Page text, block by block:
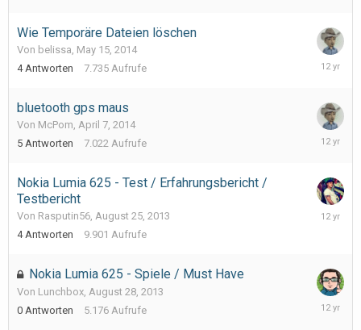
Wie Temporäre Dateien löschen
Von belissa, May 15, 2014
4 Antworten 7.735 Aufrufe
May
bluetooth gps maus
Von McPom, April 7, 2014
5 Antworten 7.022 Aufrufe
April
Nokia Lumia 625 - Test / Erfahrungsbericht /
Testbericht
Von Rasputin56, August 25, 2013
4 Antworten 9.901 Aufrufe
Nokia Lumia 625 - Spiele / Must Have
Von Lunchbox, August 28, 2013
0 Antworten 5.176 Aufrufe
August